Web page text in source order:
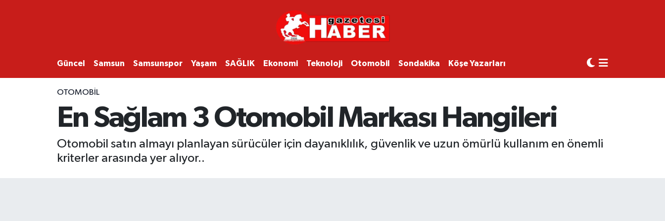
Güncel Samsun Samsunspor Yaşam SAĞLIK Ekonomi Teknoloji Otomobil Sondakika Köşe Yazarları
OTOMOBİL
En Sağlam 3 Otomobil Markası Hangileri
Otomobil satın almayı planlayan sürücüler için dayanıklılık, güvenlik ve uzun ömürlü kullanım en önemli
kriterler arasında yer alıyor..
SAMSUN
SAMSUNSPOR
EKONOMİ